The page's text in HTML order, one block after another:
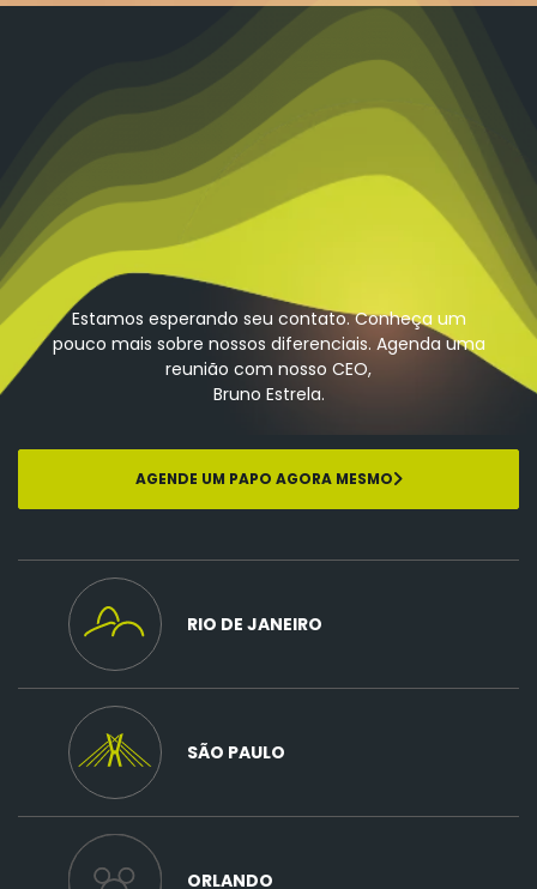
Estamos esperando seu contato. Conheça um
pouco mais sobre nossos diferenciais. Agenda uma
reunião com nosso CEO,
Bruno Estrela.
AGENDE UM PAPO AGORA MESMO
RIO DE JANEIRO
SÃO PAULO
ORLANDO